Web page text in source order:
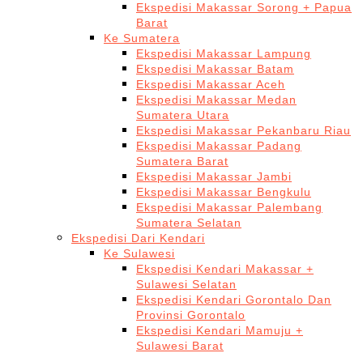
Ekspedisi Makassar Sorong + Papua
Barat
Ke Sumatera
Ekspedisi Makassar Lampung
Ekspedisi Makassar Batam
Ekspedisi Makassar Aceh
Ekspedisi Makassar Medan
Sumatera Utara
Ekspedisi Makassar Pekanbaru Riau
Ekspedisi Makassar Padang
Sumatera Barat
Ekspedisi Makassar Jambi
Ekspedisi Makassar Bengkulu
Ekspedisi Makassar Palembang
Sumatera Selatan
Ekspedisi Dari Kendari
Ke Sulawesi
Ekspedisi Kendari Makassar +
Sulawesi Selatan
Ekspedisi Kendari Gorontalo Dan
Provinsi Gorontalo
Ekspedisi Kendari Mamuju +
Sulawesi Barat